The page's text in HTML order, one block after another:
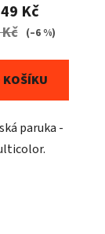
Kč
(–6 %)
KOŠÍKU
paruka -